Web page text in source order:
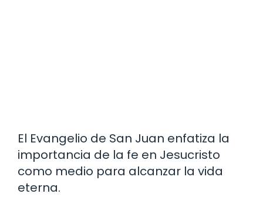
El Evangelio de San Juan enfatiza la
importancia de la fe en Jesucristo
como medio para alcanzar la vida
eterna.